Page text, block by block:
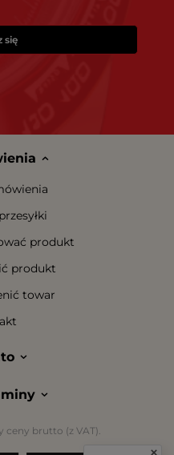
się
produkt
produkt
towar
ceny brutto (z VAT).